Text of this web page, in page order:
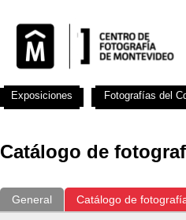
Catálogo de
General Catálogo de
Exposiciones Fotografías del